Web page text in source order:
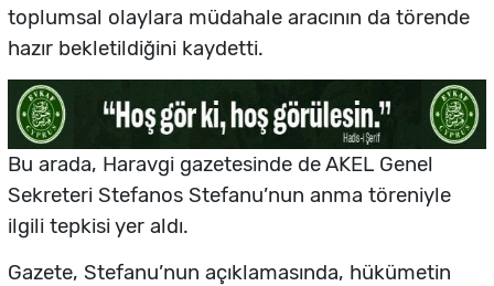
toplumsal olaylara müdahale aracının da törende
hazır bekletildiğini kaydetti.
Bu arada, Haravgi gazetesinde de AKEL Genel
Sekreteri Stefanos Stefanu’nun anma töreniyle
ilgili tepkisi yer aldı.
Gazete, Stefanu’nun açıklamasında, hükümetin